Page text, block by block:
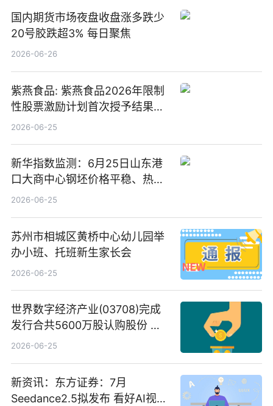
国内期货市场夜盘收盘涨多跌少
20号胶跌超3% 每日聚焦
2026-06-26
紫燕食品: 紫燕食品2026年限制
性股票激励计划首次授予结果公
告-微资讯
2026-06-25
新华指数监测：6月25日山东港
口大商中心钢坯价格平稳、热轧
C料价格微幅下跌
2026-06-25
苏州市相城区黄桥中心幼儿园举
办小班、托班新生家长会
2026-06-25
世界数字经济产业(03708)完成
发行合共5600万股认购股份 净
筹约1007万港元 独家焦点
2026-06-25
新资讯：东方证券：7月
Seedance2.5拟发布 看好AI视频